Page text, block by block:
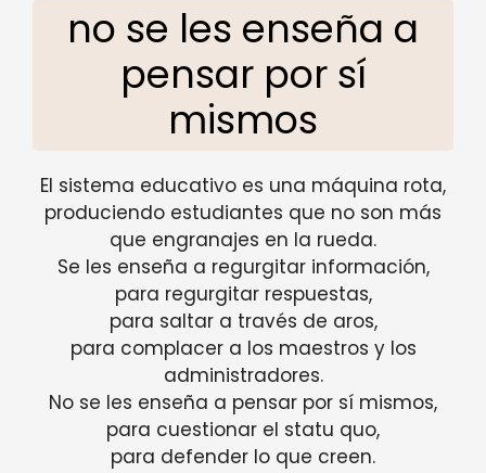
no se les enseña a
pensar por sí
mismos
El sistema educativo es una máquina rota,
produciendo estudiantes que no son más
que engranajes en la rueda.
Se les enseña a regurgitar información,
para regurgitar respuestas,
para saltar a través de aros,
para complacer a los maestros y los
administradores.
No se les enseña a pensar por sí mismos,
para cuestionar el statu quo,
para defender lo que creen.